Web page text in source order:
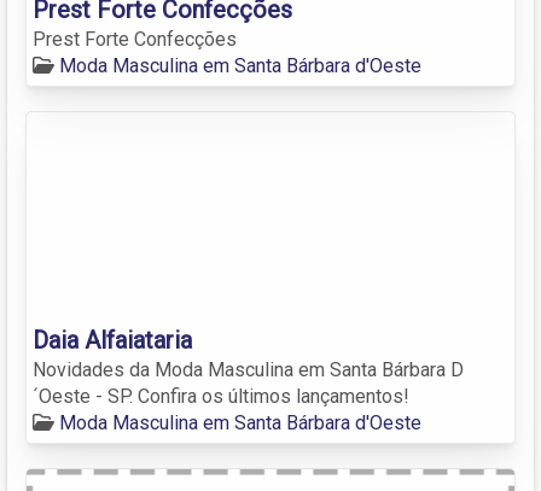
Prest Forte Confecções
Prest Forte Confecções
Moda Masculina em Santa Bárbara d'Oeste
Daia Alfaiataria
Novidades da Moda Masculina em Santa Bárbara D
´Oeste - SP. Confira os últimos lançamentos!
Moda Masculina em Santa Bárbara d'Oeste